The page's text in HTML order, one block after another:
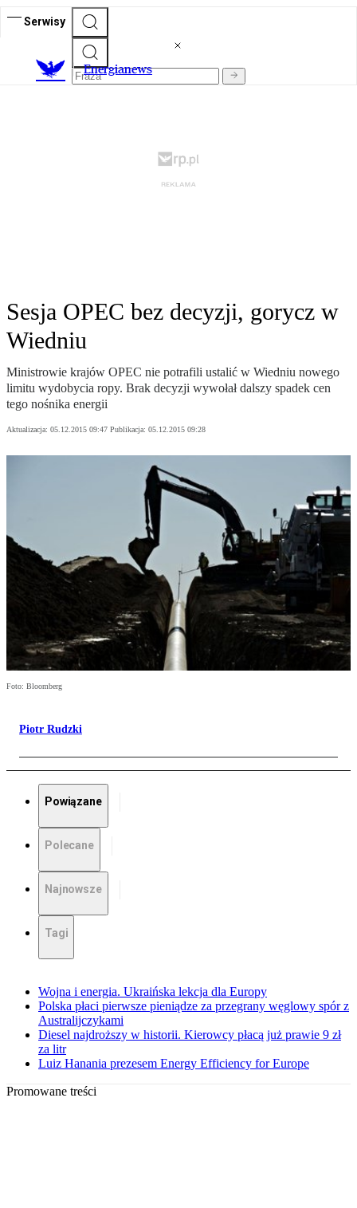
Serwisy
Energianews
Sesja OPEC bez decyzji, gorycz w
Wiedniu
Ministrowie krajów OPEC nie potrafili ustalić w Wiedniu nowego
limitu wydobycia ropy. Brak decyzji wywołał dalszy spadek cen
tego nośnika energii
Aktualizacja: 05.12.2015 09:47 Publikacja: 05.12.2015 09:28
Foto: Bloomberg
Piotr Rudzki
Powiązane
Polecane
Najnowsze
Tagi
Wojna i energia. Ukraińska lekcja dla Europy
Polska płaci pierwsze pieniądze za przegrany węglowy spór z
Australijczykami
Diesel najdroższy w historii. Kierowcy płacą już prawie 9 zł
za litr
Luiz Hanania prezesem Energy Efficiency for Europe
Promowane treści